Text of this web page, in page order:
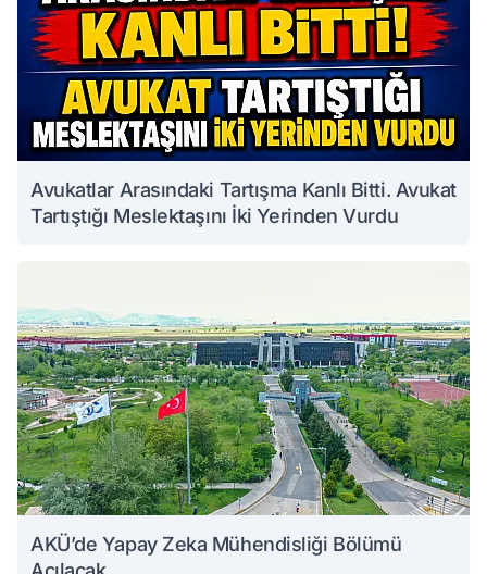
Avukatlar Arasındaki Tartışma Kanlı Bitti. Avukat
Tartıştığı Meslektaşını İki Yerinden Vurdu
AKÜ’de Yapay Zeka Mühendisliği Bölümü